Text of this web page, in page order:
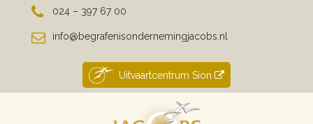
024 – 397 67 00
info@begrafenisondernemingjacobs.nl
Uitvaartcentrum Sion